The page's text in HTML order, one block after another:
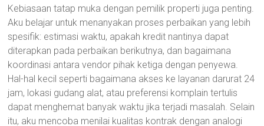
Kebiasaan tatap muka dengan pemilik properti juga penting.
Aku belajar untuk menanyakan proses perbaikan yang lebih
spesifik: estimasi waktu, apakah kredit nantinya dapat
diterapkan pada perbaikan berikutnya, dan bagaimana
koordinasi antara vendor pihak ketiga dengan penyewa.
Hal-hal kecil seperti bagaimana akses ke layanan darurat 24
jam, lokasi gudang alat, atau preferensi komplain tertulis
dapat menghemat banyak waktu jika terjadi masalah. Selain
itu, aku mencoba menilai kualitas kontrak dengan analogi